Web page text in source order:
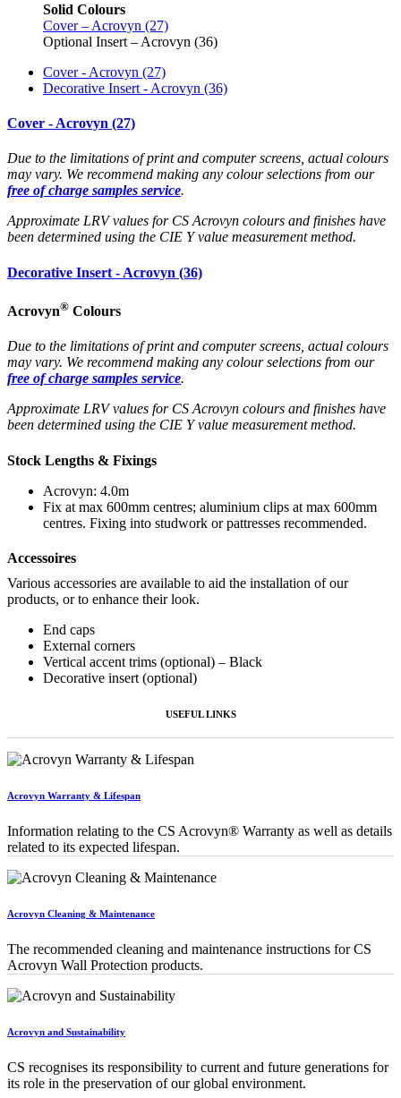
Solid Colours
Cover – Acrovyn (27)
Optional Insert – Acrovyn (36)
Cover - Acrovyn (27)
Decorative Insert - Acrovyn (36)
Cover - Acrovyn (27)
Due to the limitations of print and computer screens, actual colours
may vary. We recommend making any colour selections from our
free of charge samples service.
Approximate LRV values for CS Acrovyn colours and finishes have
been determined using the CIE Y value measurement method.
Decorative Insert - Acrovyn (36)
Acrovyn® Colours
Due to the limitations of print and computer screens, actual colours
may vary. We recommend making any colour selections from our
free of charge samples service.
Approximate LRV values for CS Acrovyn colours and finishes have
been determined using the CIE Y value measurement method.
Stock Lengths & Fixings
Acrovyn: 4.0m
Fix at max 600mm centres; aluminium clips at max 600mm
centres. Fixing into studwork or pattresses recommended.
Accessoires
Various accessories are available to aid the installation of our
products, or to enhance their look.
End caps
External corners
Vertical accent trims (optional) – Black
Decorative insert (optional)
USEFUL LINKS
Acrovyn Warranty & Lifespan
Information relating to the CS Acrovyn® Warranty as well as details
related to its expected lifespan.
Acrovyn Cleaning & Maintenance
The recommended cleaning and maintenance instructions for CS
Acrovyn Wall Protection products.
Acrovyn and Sustainability
CS recognises its responsibility to current and future generations for
its role in the preservation of our global environment.